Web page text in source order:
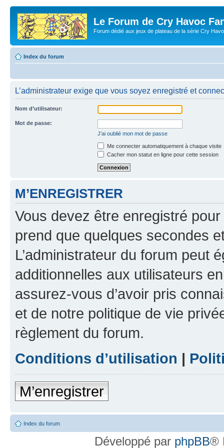
Le Forum de Cry Havoc
Forum dédié aux jeux de plateau de la série Cry
Index du forum
L’administrateur exige que vous soyez enregistré et
Nom d’utilisateur:
Mot de passe:
J’ai oublié mon mot de passe
Me connecter automatiquement à chaque visite
Cacher mon statut en ligne pour cette session
M’ENREGISTRER
Vous devez être enregistré
prend que quelques secondes
L’administrateur du forum peut
additionnelles aux utilisateurs
assurez-vous d’avoir pris
et de notre politique de vie
règlement du forum.
Conditions d’utilisation |
M’enregistrer
Index du forum
Développé par phpBB®